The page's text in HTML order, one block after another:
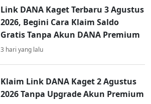
Link DANA Kaget Terbaru 3 Agustus
2026, Begini Cara Klaim Saldo
Gratis Tanpa Akun DANA Premium
3 hari yang lalu
Klaim Link DANA Kaget 2 Agustus
2026 Tanpa Upgrade Akun Premium